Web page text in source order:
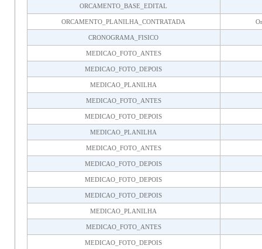
ORCAMENTO_BASE_EDITAL
ORCAMENTO_PLANILHA_CONTRATADA
CRONOGRAMA_FISICO
MEDICAO_FOTO_ANTES
MEDICAO_FOTO_DEPOIS
MEDICAO_PLANILHA
MEDICAO_FOTO_ANTES
MEDICAO_FOTO_DEPOIS
MEDICAO_PLANILHA
MEDICAO_FOTO_ANTES
MEDICAO_FOTO_DEPOIS
MEDICAO_FOTO_DEPOIS
MEDICAO_FOTO_DEPOIS
MEDICAO_PLANILHA
MEDICAO_FOTO_ANTES
MEDICAO_FOTO_DEPOIS